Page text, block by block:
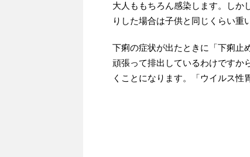
大人ももちろん感染します。しか
りした場合は子供と同じくらい重
下痢の症状が出たときに「下痢止
頑張って排出しているわけですか
くことになります。「ウイルス性